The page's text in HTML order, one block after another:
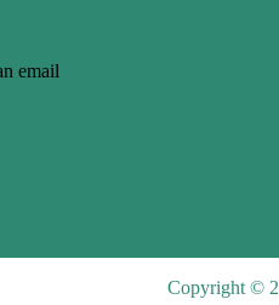
email
Copyright ©